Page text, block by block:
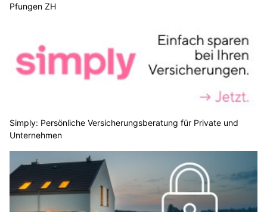
Pfungen ZH
Simply: Persönliche Versicherungsberatung für Private und
Unternehmen